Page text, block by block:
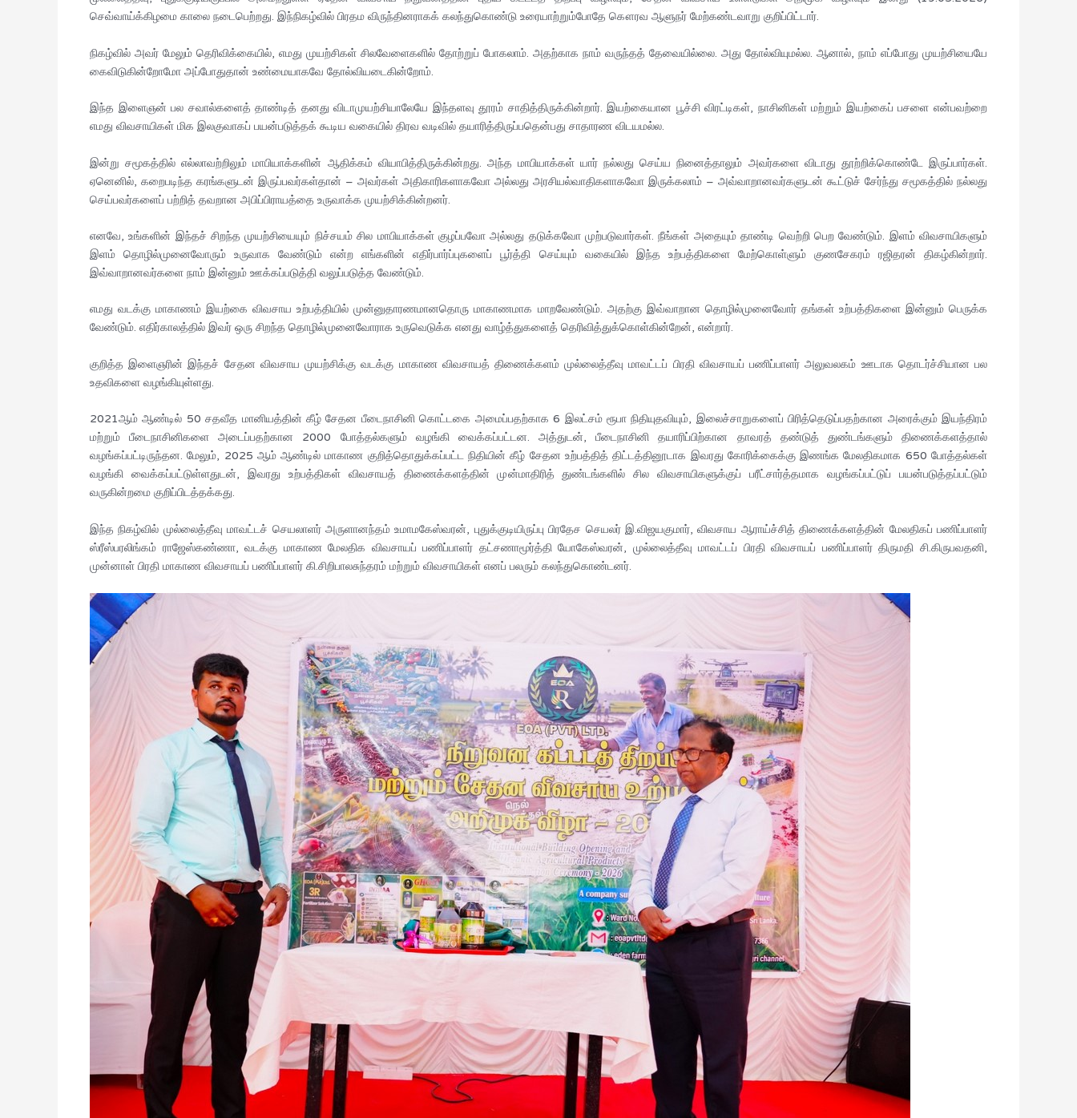
செவ்வாய்க்கிழமை காலை நடைபெற்றது. இந்நிகழ்வில் பிரதம விருந்தினராகக் கலந்துகொண்டு உரையாற்றும்போதே கௌரவ ஆளுநர் மேற்கண்டவாறு குறிப்பிட்டார்.
நிகழ்வில் அவர் மேலும் தெரிவிக்கையில், எமது முயற்சிகள் சிலவேளைகளில் தோற்றுப் போகலாம். அதற்காக நாம் வருந்தத் தேவையில்லை. அது தோல்வியுமல்ல. ஆனால், நாம் எப்போது முயற்சியையே
கைவிடுகின்றோமோ அப்போதுதான் உண்மையாகவே தோல்வியடைகின்றோம்.
இந்த இளைஞன் பல சவால்களைத் தாண்டித் தனது விடாமுயற்சியாலேயே இந்தளவு தூரம் சாதித்திருக்கின்றார். இயற்கையான பூச்சி விரட்டிகள், நாசினிகள் மற்றும் இயற்கைப் பசளை என்பவற்றை
எமது விவசாயிகள் மிக இலகுவாகப் பயன்படுத்தக் கூடிய வகையில் திரவ வடிவில் தயாரித்திருப்பதென்பது சாதாரண விடயமல்ல.
இன்று சமூகத்தில் எல்லாவற்றிலும் மாபியாக்களின் ஆதிக்கம் வியாபித்திருக்கின்றது. அந்த மாபியாக்கள் யார் நல்லது செய்ய நினைத்தாலும் அவர்களை விடாது தூற்றிக்கொண்டே இருப்பார்கள்.
ஏனெனில், கறைபடிந்த கரங்களுடன் இருப்பவர்கள்தான் – அவர்கள் அதிகாரிகளாகவோ அல்லது அரசியல்வாதிகளாகவோ இருக்கலாம் – அவ்வாறானவர்களுடன் கூட்டுச் சேர்ந்து சமூகத்தில் நல்லது
செய்பவர்களைப் பற்றித் தவறான அபிப்பிராயத்தை உருவாக்க முயற்சிக்கின்றனர்.
எனவே, உங்களின் இந்தச் சிறந்த முயற்சியையும் நிச்சயம் சில மாபியாக்கள் குழப்பவோ அல்லது தடுக்கவோ முற்படுவார்கள். நீங்கள் அதையும் தாண்டி வெற்றி பெற வேண்டும். இளம் விவசாயிகளும்
இளம் தொழில்முனைவோரும் உருவாக வேண்டும் என்ற எங்களின் எதிர்பார்ப்புகளைப் பூர்த்தி செய்யும் வகையில் இந்த உற்பத்திகளை மேற்கொள்ளும் குணசேகரம் ரஜிதரன் திகழ்கின்றார்.
இவ்வாறானவர்களை நாம் இன்னும் ஊக்கப்படுத்தி வலுப்படுத்த வேண்டும்.
எமது வடக்கு மாகாணம் இயற்கை விவசாய உற்பத்தியில் முன்னுதாரணமானதொரு மாகாணமாக மாறவேண்டும். அதற்கு இவ்வாறான தொழில்முனைவோர் தங்கள் உற்பத்திகளை இன்னும் பெருக்க
வேண்டும். எதிர்காலத்தில் இவர் ஒரு சிறந்த தொழில்முனைவோராக உருவெடுக்க எனது வாழ்த்துகளைத் தெரிவித்துக்கொள்கின்றேன், என்றார்.
குறித்த இளைஞரின் இந்தச் சேதன விவசாய முயற்சிக்கு வடக்கு மாகாண விவசாயத் திணைக்களம் முல்லைத்தீவு மாவட்டப் பிரதி விவசாயப் பணிப்பாளர் அலுவலகம் ஊடாக தொடர்ச்சியான பல
உதவிகளை வழங்கியுள்ளது.
2021ஆம் ஆண்டில் 50 சதவீத மானியத்தின் கீழ் சேதன பீடைநாசினி கொட்டகை அமைப்பதற்காக 6 இலட்சம் ரூபா நிதியுதவியும், இலைச்சாறுகளைப் பிரித்தெடுப்பதற்கான அரைக்கும் இயந்திரம்
மற்றும் பீடைநாசினிகளை அடைப்பதற்கான 2000 போத்தல்களும் வழங்கி வைக்கப்பட்டன. அத்துடன், பீடைநாசினி தயாரிப்பிற்கான தாவரத் தண்டுத் துண்டங்களும் திணைக்களத்தால்
வழங்கப்பட்டிருந்தன. மேலும், 2025 ஆம் ஆண்டில் மாகாண குறித்தொதுக்கப்பட்ட நிதியின் கீழ் சேதன உற்பத்தித் திட்டத்தினூடாக இவரது கோரிக்கைக்கு இணங்க மேலதிகமாக 650 போத்தல்கள்
வழங்கி வைக்கப்பட்டுள்ளதுடன், இவரது உற்பத்திகள் விவசாயத் திணைக்களத்தின் முன்மாதிரித் துண்டங்களில் சில விவசாயிகளுக்குப் பரீட்சார்த்தமாக வழங்கப்பட்டுப் பயன்படுத்தப்பட்டும்
வருகின்றமை குறிப்பிடத்தக்கது.
இந்த நிகழ்வில் முல்லைத்தீவு மாவட்டச் செயலாளர் அருளானந்தம் உமாமகேஸ்வரன், புதுக்குடியிருப்பு பிரதேச செயலர் இ.விஜயகுமார், விவசாய ஆராய்ச்சித் திணைக்களத்தின் மேலதிகப் பணிப்பாளர்
ஸ்ரீஸ்பரலிங்கம் ராஜேஸ்கண்ணா, வடக்கு மாகாண மேலதிக விவசாயப் பணிப்பாளர் தட்சணாமூர்த்தி யோகேஸ்வரன், முல்லைத்தீவு மாவட்டப் பிரதி விவசாயப் பணிப்பாளர் திருமதி சி.கிருபவதனி,
முன்னாள் பிரதி மாகாண விவசாயப் பணிப்பாளர் கி.சிறிபாலசுந்தரம் மற்றும் விவசாயிகள் எனப் பலரும் கலந்துகொண்டனர்.